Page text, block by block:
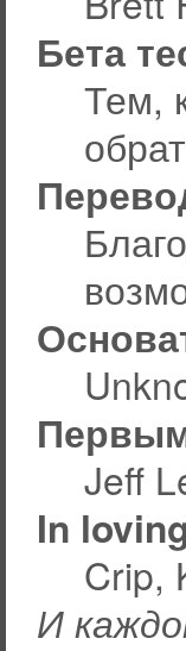
Бета
Тем,
Jeff
In
Crip,
И